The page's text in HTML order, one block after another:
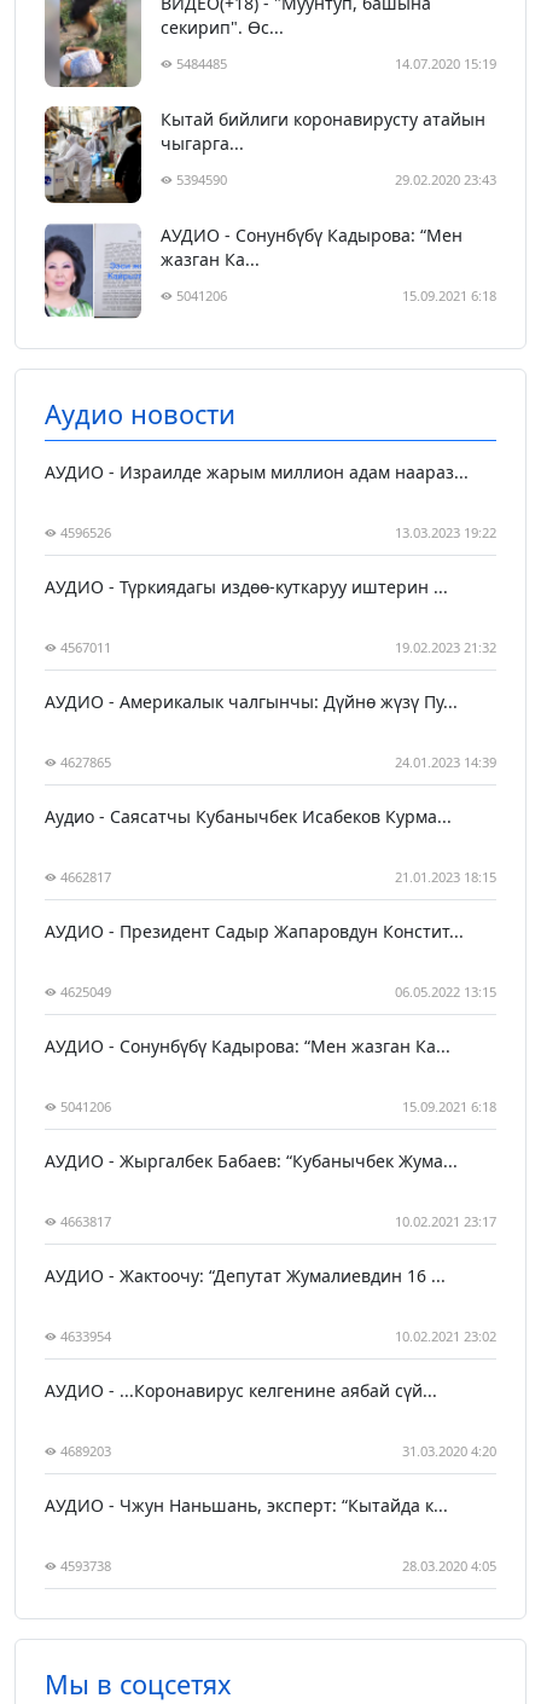
секирип". Өс...
5484485 14.07.2020 15:19
Кытай бийлиги коронавирусту атайын
чыгарга...
5394590 29.02.2020 23:43
АУДИО - Сонунбүбү Кадырова: “Мен
жазган Ка...
5041206 15.09.2021 6:18
Аудио новости
АУДИО - Израилде жарым миллион адам наараз...
4596526 13.03.2023 19:22
АУДИО - Түркиядагы издөө-куткаруу иштерин ...
4567011 19.02.2023 21:32
АУДИО - Америкалык чалгынчы: Дүйнө жүзү Пу...
4627865 24.01.2023 14:39
Аудио - Саясатчы Кубанычбек Исабеков Курма...
4662817 21.01.2023 18:15
АУДИО - Президент Садыр Жапаровдун Констит...
4625049 06.05.2022 13:15
АУДИО - Сонунбүбү Кадырова: “Мен жазган Ка...
5041206 15.09.2021 6:18
АУДИО - Жыргалбек Бабаев: “Кубанычбек Жума...
4663817 10.02.2021 23:17
АУДИО - Жактоочу: “Депутат Жумалиевдин 16 ...
4633954 10.02.2021 23:02
АУДИО - ...Коронавирус келгенине аябай сүй...
4689203 31.03.2020 4:20
АУДИО - Чжун Наньшань, эксперт: “Кытайда к...
4593738 28.03.2020 4:05
Мы в соцсетях